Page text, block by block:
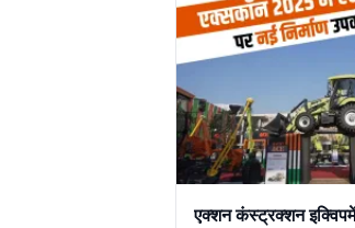
एक्शन कंस्ट्रक्शन